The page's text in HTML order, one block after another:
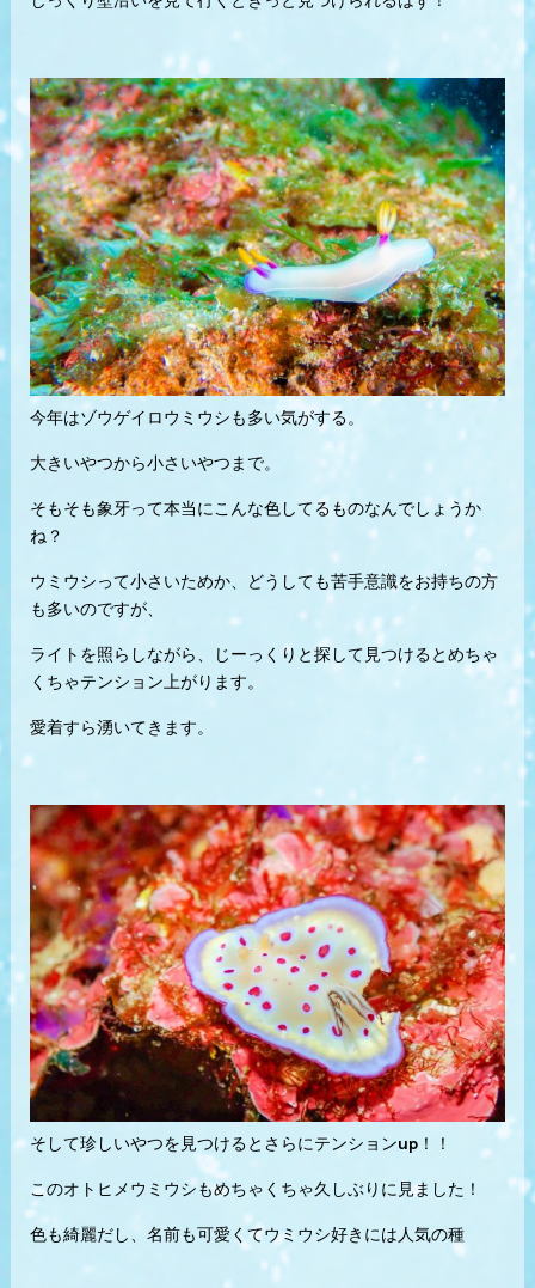
今年はゾウゲイロウミウシも多い気がする。
大きいやつから小さいやつまで。
そもそも象牙って本当にこんな色してるものなんでしょうか
ね？
ウミウシって小さいためか、どうしても苦手意識をお持ちの方
も多いのですが、
ライトを照らしながら、じーっくりと探して見つけるとめちゃ
くちゃテンション上がります。
愛着すら湧いてきます。
そして珍しいやつを見つけるとさらにテンションup！！
このオトヒメウミウシもめちゃくちゃ久しぶりに見ました！
色も綺麗だし、名前も可愛くてウミウシ好きには人気の種